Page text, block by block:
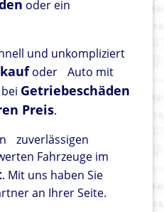
oder ein
und unkompliziert
oder
Auto mit
Getriebeschäden
Preis.
zuverlässigen
Fahrzeuge im
. Mit uns haben Sie
an Ihrer Seite.